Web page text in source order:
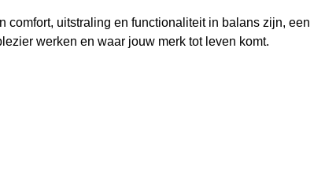
comfort, uitstraling en functionaliteit in balans zijn, een
werken en waar jouw merk tot leven komt.